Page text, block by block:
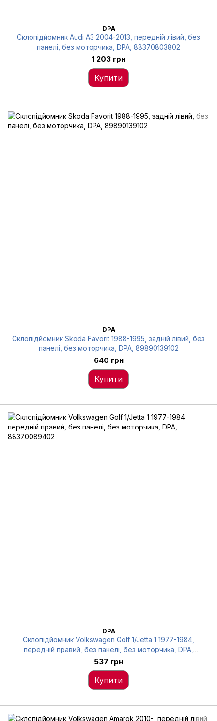
DPA
Склопідйомник Audi A3 2004-2013, передній лівий, без
панелі, без моторчика, DPA, 88370803802
1 203 грн
Купити
DPA
Склопідйомник Skoda Favorit 1988-1995, задній лівий, без
панелі, без моторчика, DPA, 89890139102
640 грн
Купити
DPA
Склопідйомник Volkswagen Golf 1/Jetta 1 1977-1984,
передній правий, без панелі, без моторчика, DPA,
88370089402
537 грн
Купити